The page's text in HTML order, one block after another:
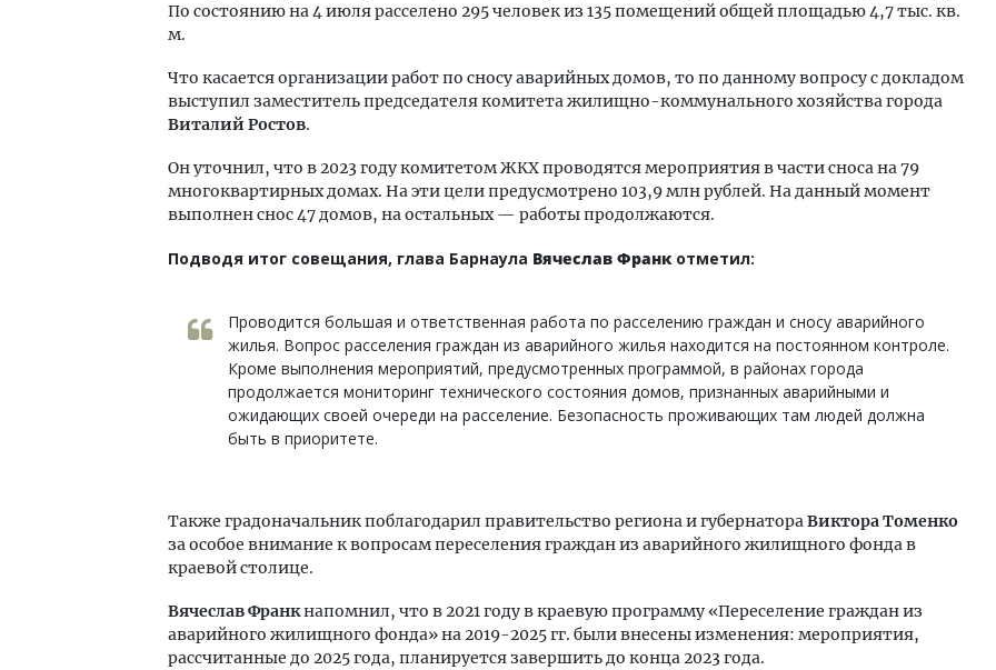
По состоянию на 4 июля расселено 295 человек из 135 помещений общей площадью 4,7 тыс. кв.
м.
Что касается организации работ по сносу аварийных домов, то по данному вопросу с докладом
выступил заместитель председателя комитета жилищно-коммунального хозяйства города
Виталий Ростов.
Он уточнил, что в 2023 году комитетом ЖКХ проводятся мероприятия в части сноса на 79
многоквартирных домах. На эти цели предусмотрено 103,9 млн рублей. На данный момент
выполнен снос 47 домов, на остальных — работы продолжаются.
Подводя итог совещания, глава Барнаула Вячеслав Франкотметил:
Проводится большая и ответственная работа по расселению граждан и сносу аварийного
жилья. Вопрос расселения граждан из аварийного жилья находится на постоянном контроле.
Кроме выполнения мероприятий, предусмотренных программой, в районах города
продолжается мониторинг технического состояния домов, признанных аварийными и
ожидающих своей очереди на расселение. Безопасность проживающих там людей должна
быть в приоритете.
Также градоначальник поблагодарил правительство региона и губернатораВиктора Томенко
за особое внимание к вопросам переселения граждан из аварийного жилищного фонда в
краевой столице.
Вячеслав Франкнапомнил, что в 2021 году в краевую программу «Переселение граждан из
аварийного жилищного фонда» на 2019-2025 гг. были внесены изменения: мероприятия,
рассчитанные до 2025 года, планируется завершить до конца 2023 года.